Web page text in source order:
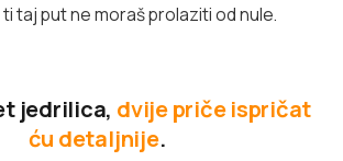
taj put ne moraš prolaziti od nule.
jedrilica, dvije priče ispričat
ću detaljnije.